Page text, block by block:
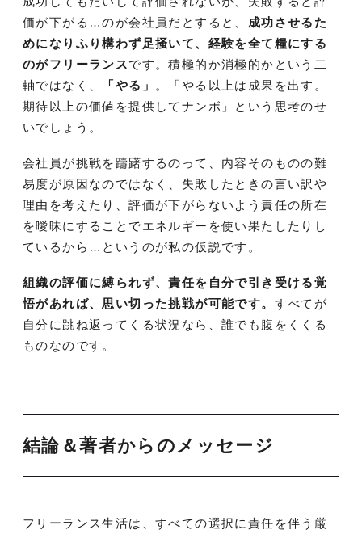
価が下がる…のが会社員だとすると、 成功させるた
めになりふり構わず足掻いて、経験を全て糧にする
のがフリーランスです。積極的か消極的かという二
軸ではなく、
「やる」 。「やる以上は成果を出す。
期待以上の価値を提供してナンボ」という思考のせ
いでしょう。
会社員が挑戦を躊躇するのって、内容そのものの難
易度が原因なのではなく、失敗したときの言い訳や
理由を考えたり、評価が下がらないよう責任の所在
を曖昧にすることでエネルギーを使い果たしたりし
ているから…というのが私の仮説です。
組織の評価に縛られず、責任を自分で引き受ける覚
悟があれば、思い切った挑戦が可能です。 すべてが
自分に跳ね返ってくる状況なら、誰でも腹をくくる
ものなのです。
結論＆著者からのメッセージ
フリーランス生活は、すべての選択に責任を伴う厳